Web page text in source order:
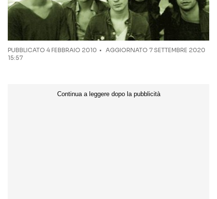
PUBBLICATO 4 FEBBRAIO 2010
AGGIORNATO 7 SETTEMBRE 2020
15:57